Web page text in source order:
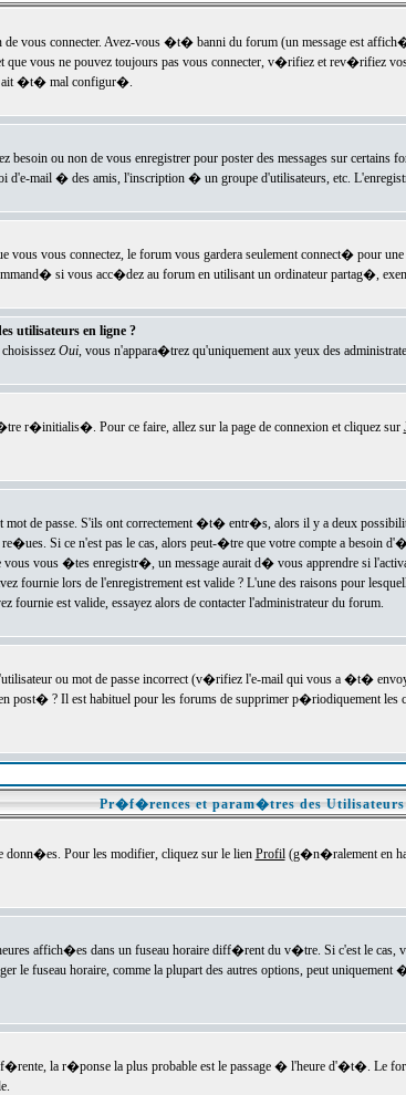
vous connecter. Avez-vous �t� banni du forum (un message est
vous ne pouvez toujours pas vous connecter, v�rifiez et rev�rifiez
ait �t� mal configur�.
ou non de vous enregistrer pour poster des messages sur
mail � des amis, l'inscription � un groupe d'utilisateurs, etc.
vous vous connectez, le forum vous gardera seulement connect� pour
si vous acc�dez au forum en utilisant un ordinateur partag�,
utilisateurs en ligne ?
Oui, vous n'appara�trez qu'uniquement aux yeux des
r�initialis�. Pour ce faire, allez sur la page de connexion et cliquez sur
de passe. S'ils ont correctement �t� entr�s, alors il y a deux
Si ce n'est pas le cas, alors peut-�tre que votre compte a
vous �tes enregistr�, un message aurait d� vous apprendre si
fournie lors de l'enregistrement est valide ? L'une des raisons pour
est valide, essayez alors de contacter l'administrateur du forum.
ou mot de passe incorrect (v�rifiez l'e-mail qui vous a �t�
post� ? Il est habituel pour les forums de supprimer p�riodiquement
Pr�f�rences et param�tres des Utilisateurs
Pour les modifier, cliquez sur le lien Profil(g�n�ralement en
affich�es dans un fuseau horaire diff�rent du v�tre. Si c'est le
le fuseau horaire, comme la plupart des autres options, peut
la r�ponse la plus probable est le passage � l'heure d'�t�.